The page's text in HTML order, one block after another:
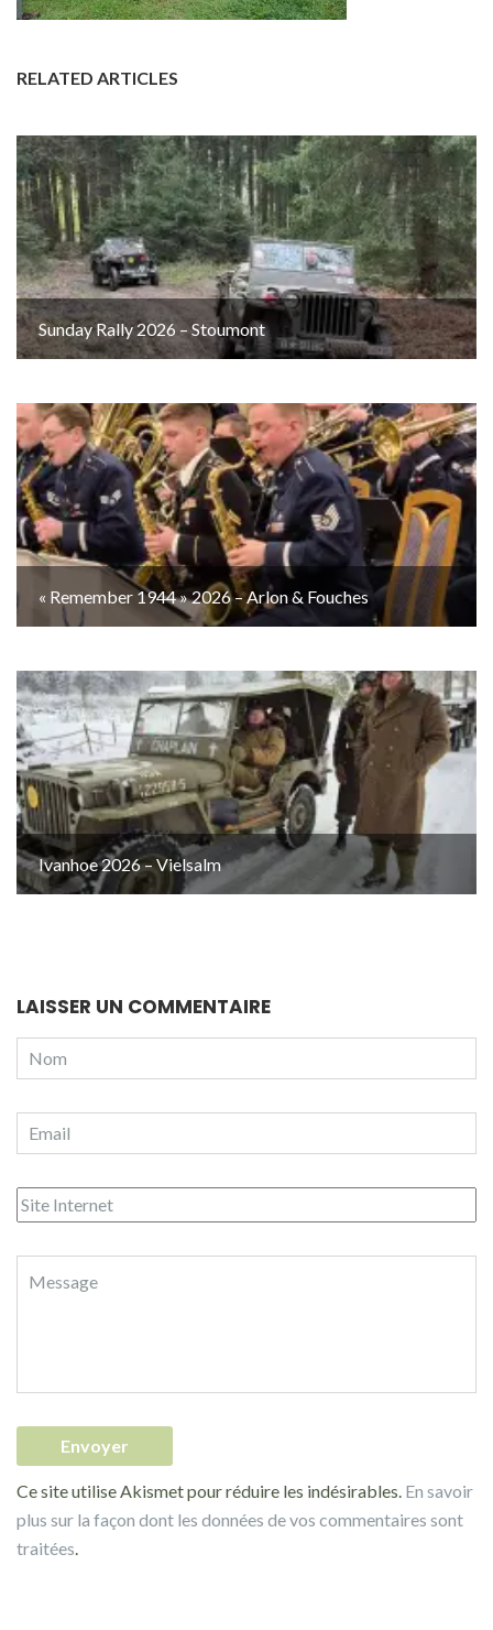
RELATED ARTICLES
Sunday Rally 2026 – Stoumont
« Remember 1944 » 2026 – Arlon & Fouches
Ivanhoe 2026 – Vielsalm
LAISSER UN COMMENTAIRE
Ce site utilise Akismet pour réduire les indésirables. En savoir
plus sur la façon dont les données de vos commentaires sont
traitées